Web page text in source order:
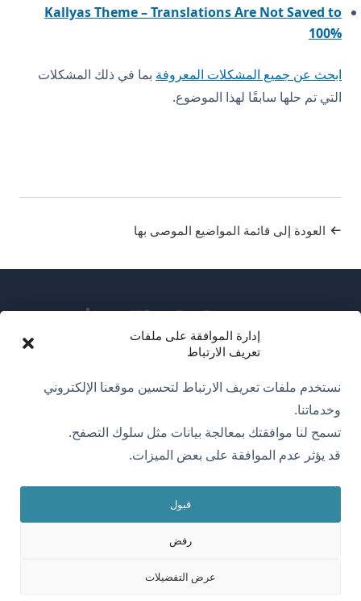
إدارة الموافقة على ملفات
تعريف الارتباط
نستخدم ملفات تعريف الارتباط لتحسين موقعنا الإلكتروني
وخدماتنا.
تسمح لنا موافقتك بمعالجة بيانات مثل سلوك التصفح.
قد يؤثر عدم الموافقة على بعض الميزات.
قبول
رفض
عرض التفضيلات
Kallyas Theme – Translations Are Not Saved to
100%
ابحث عن جميع المشكلات المعروفة بما في ذلك المشكلات
التي تم حلها سابقًا لهذا الموضوع.
العودة إلى قائمة المواضيع الموصى بها
العربية
انضم إلى فريقنا(يفتح
في
(يفتح
في
نافذة
جديدة)
(يفتح
في
نافذة
جديدة)
في
جديدة)